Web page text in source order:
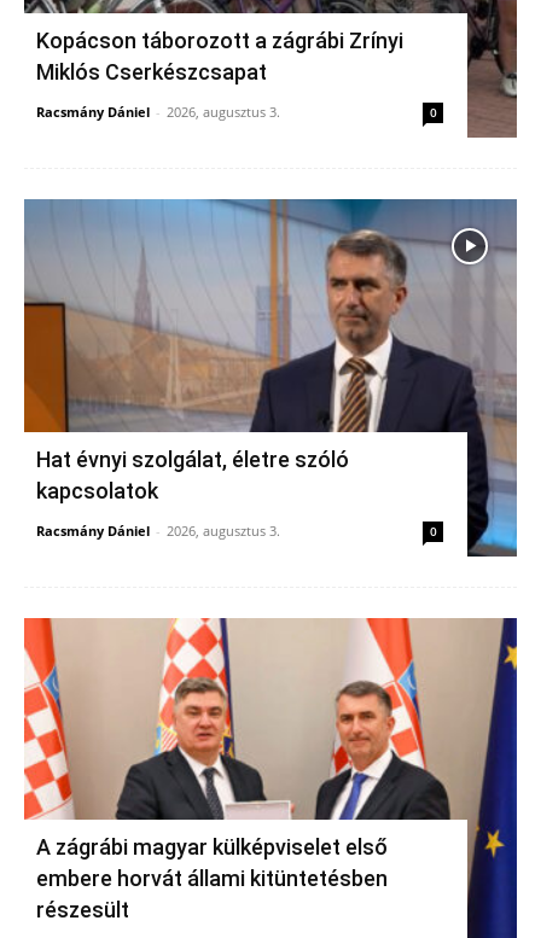
Kopácson táborozott a zágrábi Zrínyi
Miklós Cserkészcsapat
Racsmány Dániel - 2026, augusztus 3. 0
Hat évnyi szolgálat, életre szóló
kapcsolatok
Racsmány Dániel - 2026, augusztus 3. 0
A zágrábi magyar külképviselet első
embere horvát állami kitüntetésben
részesült